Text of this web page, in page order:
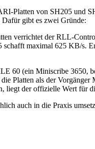
Platten von SH205
gibt es zwei Gründe:
verrichtet der RLL-
maximal 625 KB/s.
60 (ein Miniscribe 3650,
Platten als der
liegt der offizielle Wert für
auch in die Praxis